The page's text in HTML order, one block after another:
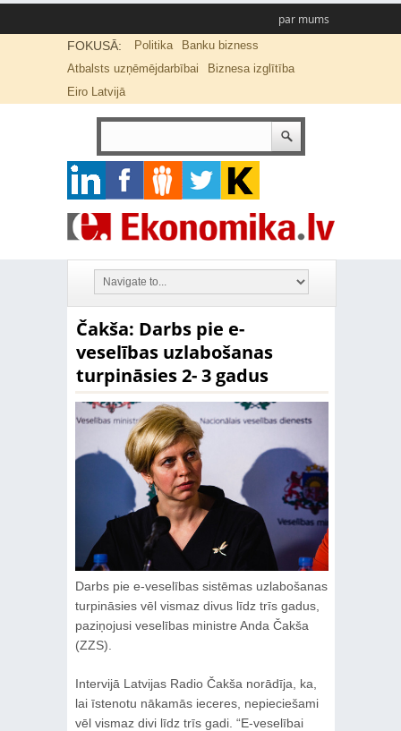
par mums
FOKUSĀ: Politika
Banku bizness
Atbalsts uzņēmējdarbībai
Biznesa izglītība
Eiro Latvijā
Čakša: Darbs pie e-
veselības uzlabošanas
turpināsies 2- 3 gadus
Darbs pie e-veselības sistēmas uzlabošanas
turpināsies vēl vismaz divus līdz trīs gadus,
paziņojusi veselības ministre Anda Čakša
(ZZS).
Intervijā Latvijas Radio Čakša norādīja, ka,
lai īstenotu nākamās ieceres, nepieciešami
vēl vismaz divi līdz trīs gadi. “E-veselībai